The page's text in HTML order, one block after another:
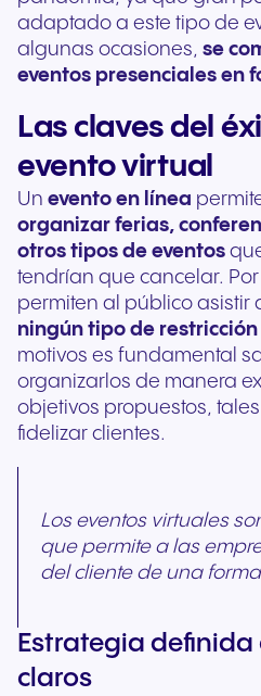
adaptado a este tipo de
algunas ocasiones, se
eventos presenciales en
Las claves del
evento virtual
Un evento en línea
organizar ferias,
otros tipos de eventos
tendrían que cancelar.
permiten al público asistir
ningún tipo de
motivos es fundamental
organizarlos de manera
objetivos propuestos,
fidelizar clientes.
Los eventos virtuales
que permite a las
del cliente de una
Estrategia definida
claros